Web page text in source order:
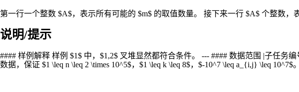
第一行一个整数 $A$，表示所有可能的 $m$ 的取值数量。 接下来一行 $A$ 个整数，
说明/提示
#### 样例解释 样例 $1$ 中，$1,2$ 叉堆显然都符合条件。 --- #### 数据范围 |子任务编
数据，保证 $1 \leq n \leq 2 \times 10^5$，$1 \leq k \leq 8$，$-10^7 \leq a_{i,j} \leq 10^7$。